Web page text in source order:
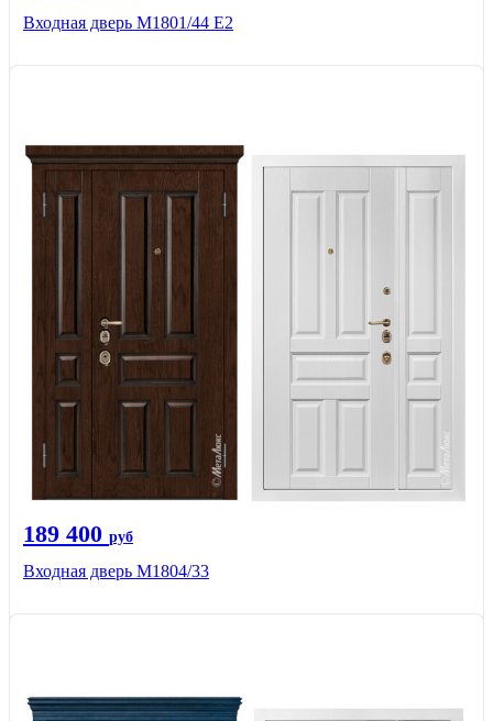
Входная дверь М1801/44 Е2
189 400 руб
Входная дверь М1804/33